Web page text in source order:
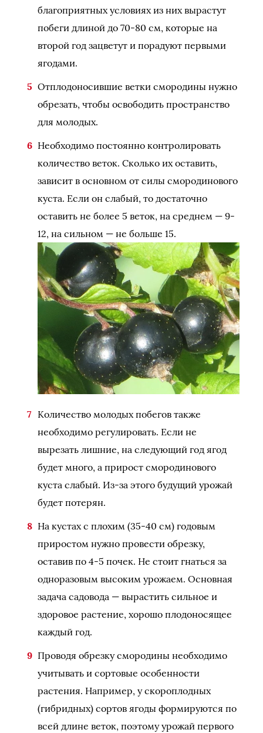
благоприятных условиях из них вырастут
побеги длиной до 70-80 см, которые на
второй год зацветут и порадуют первыми
ягодами.
Отплодоносившие ветки смородины нужно
обрезать, чтобы освободить пространство
для молодых.
Необходимо постоянно контролировать
количество веток. Сколько их оставить,
зависит в основном от силы смородинового
куста. Если он слабый, то достаточно
оставить не более 5 веток, на среднем — 9-
12, на сильном — не больше 15.
Количество молодых побегов также
необходимо регулировать. Если не
вырезать лишние, на следующий год ягод
будет много, а прирост смородинового
куста слабый. Из-за этого будущий урожай
будет потерян.
На кустах с плохим (35-40 см) годовым
приростом нужно провести обрезку,
оставив по 4-5 почек. Не стоит гнаться за
одноразовым высоким урожаем. Основная
задача садовода — вырастить сильное и
здоровое растение, хорошо плодоносящее
каждый год.
Проводя обрезку смородины необходимо
учитывать и сортовые особенности
растения. Например, у скороплодных
(гибридных) сортов ягоды формируются по
всей длине веток, поэтому урожай первого